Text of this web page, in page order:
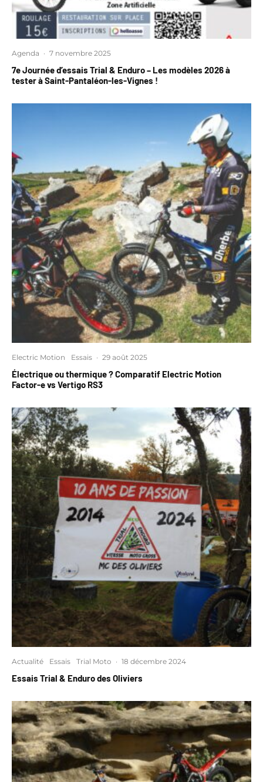
Agenda · 7 novembre 2025
7e Journée d’essais Trial & Enduro – Les modèles 2026 à
tester à Saint-Pantaléon-les-Vignes !
Electric Motion Essais · 29 août 2025
Électrique ou thermique ? Comparatif Electric Motion
Factor-e vs Vertigo RS3
Actualité Essais Trial Moto · 18 décembre 2024
Essais Trial & Enduro des Oliviers